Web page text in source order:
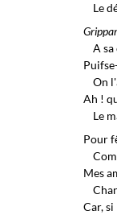
Le
A sa
On
Ah !
Le
Pour
Mes
Car,